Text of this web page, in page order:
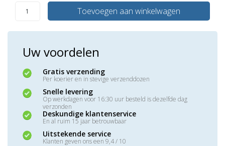
Toevoegen aan winkelwagen
Uw voordelen
Gratis verzending
Per koerier en in stevige verzenddozen
Snelle levering
Op werkdagen voor 16:30 uur besteld is dezelfde dag
verzonden
Deskundige klantenservice
En al ruim 15 jaar betrouwbaar
Uitstekende service
Klanten geven ons een 9,4 / 10